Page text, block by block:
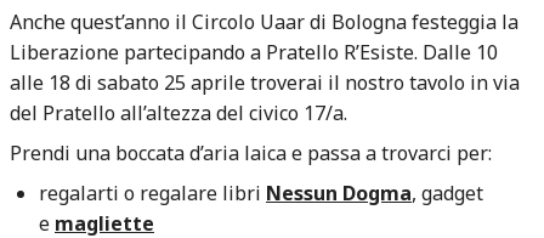
Anche quest’anno il Circolo Uaar di Bologna festeggia la
Liberazione partecipando a Pratello R’Esiste. Dalle 10
alle 18 di sabato 25 aprile troverai il nostro tavolo in via
del Pratello all’altezza del civico 17/a.
Prendi una boccata d’aria laica e passa a trovarci per:
regalarti o regalare libri Nessun Dogma, gadget
e magliette